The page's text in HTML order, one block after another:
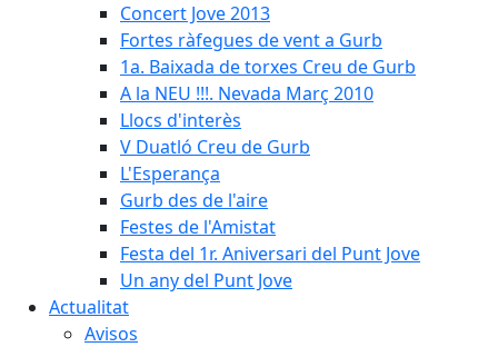
Concert Jove 2013
Fortes ràfegues de vent a Gurb
1a. Baixada de torxes Creu de Gurb
A la NEU !!!. Nevada Març 2010
Llocs d'interès
V Duatló Creu de Gurb
L'Esperança
Gurb des de l'aire
Festes de l'Amistat
Festa del 1r. Aniversari del Punt Jove
Un any del Punt Jove
Actualitat
Avisos